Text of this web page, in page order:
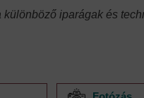
iparágak és